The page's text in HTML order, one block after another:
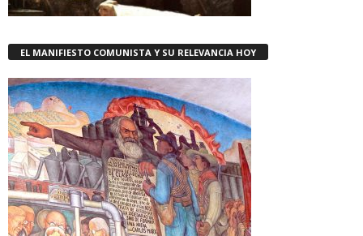
EL MANIFIESTO COMUNISTA Y SU RELEVANCIA HOY